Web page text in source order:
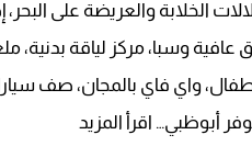
عافية وسبا، مركز لياقة